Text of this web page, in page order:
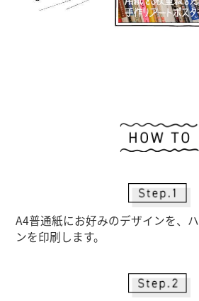
A4普通紙にお好みのデザインを、
ンを印刷します。